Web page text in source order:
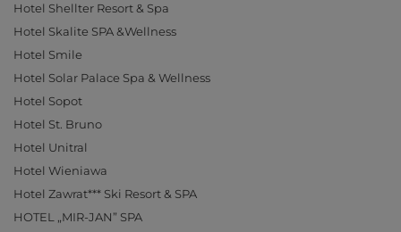
Hotel Shellter Resort & Spa
Hotel Skalite SPA &Wellness
Hotel Smile
Hotel Solar Palace Spa & Wellness
Hotel Sopot
Hotel St. Bruno
Hotel Unitral
Hotel Wieniawa
Hotel Zawrat*** Ski Resort & SPA
HOTEL „MIR-JAN” SPA